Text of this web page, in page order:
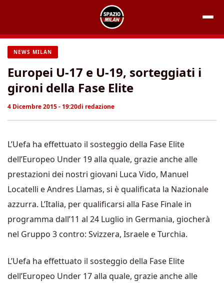
contenuto
NEWS MILAN
Europei U-17 e U-19, sorteggiati i
gironi della Fase Elite
4 Dicembre 2015 - 19:20di redazione
L’Uefa ha effettuato il sosteggio della Fase Elite
dell’Europeo Under 19 alla quale, grazie anche alle
prestazioni dei nostri giovani Luca Vido, Manuel
Locatelli e Andres Llamas, si è qualificata la Nazionale
azzurra. L’Italia, per qualificarsi alla Fase Finale in
programma dall’11 al 24 Luglio in Germania, giocherà
nel Gruppo 3 contro: Svizzera, Israele e Turchia.
L’Uefa ha effettuato il sosteggio della Fase Elite
dell’Europeo Under 17 alla quale, grazie anche alle